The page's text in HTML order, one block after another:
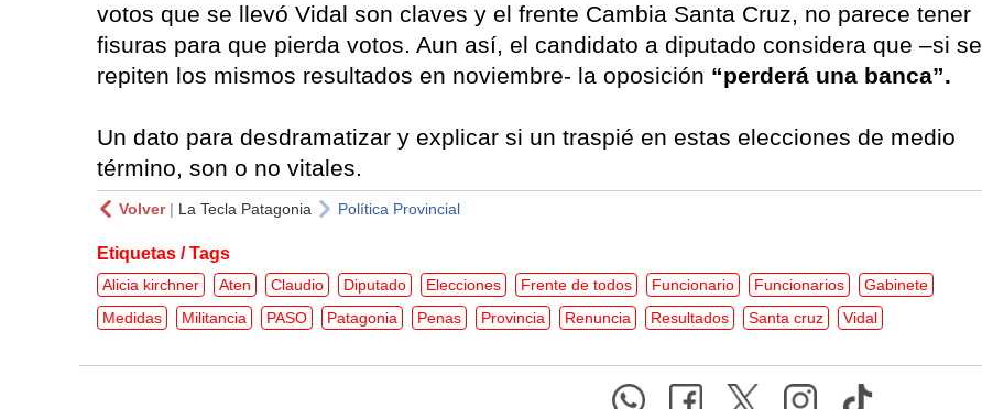
votos que se llevó Vidal son claves y el frente Cambia Santa Cruz, no parece tener
fisuras para que pierda votos. Aun así, el candidato a diputado considera que –si se
repiten los mismos resultados en noviembre- la oposición “perderá una banca”.
Un dato para desdramatizar y explicar si un traspié en estas elecciones de medio
término, son o no vitales.
Volver| La Tecla Patagonia Política Provincial
Etiquetas / Tags
Alicia kirchner Aten Claudio Diputado Elecciones Frente de todos Funcionario Funcionarios
Gabinete
Medidas
Militancia PASO Patagonia Penas Provincia Renuncia Resultados Santa cruz Vidal